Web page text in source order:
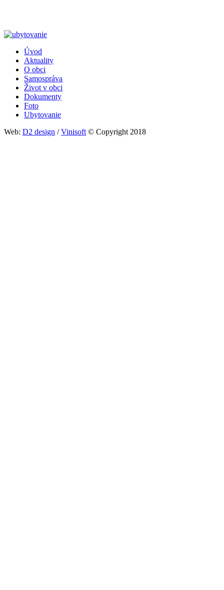
Päta
Úvod
Aktuality
O obci
Samospráva
Život v obci
Dokumenty
Foto
Ubytovanie
Web: D2 design /Vinisoft © Copyright 2018